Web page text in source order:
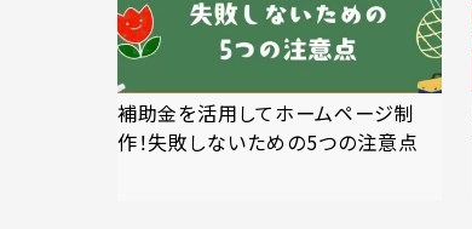
補助金を活用してホームページ制
作！失敗しないための5つの注意点